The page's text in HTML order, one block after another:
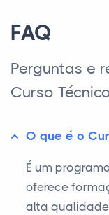
FAQ
Perguntas e
Curso
O que é o
É um
oferece
alta